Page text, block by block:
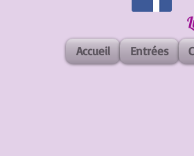
Accueil Entrées